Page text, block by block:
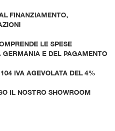
FINANZIAMENTO,
LE SPESE
E DEL PAGAMENTO
IVA AGEVOLATA DEL 4%
IL NOSTRO SHOWROOM